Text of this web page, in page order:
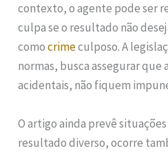
contexto, o agente pode ser
culpa se o resultado não
comocrimeculposo. A
normas, busca assegurar que
acidentais, não fiquem
O artigo ainda prevê
resultado diverso, ocorre